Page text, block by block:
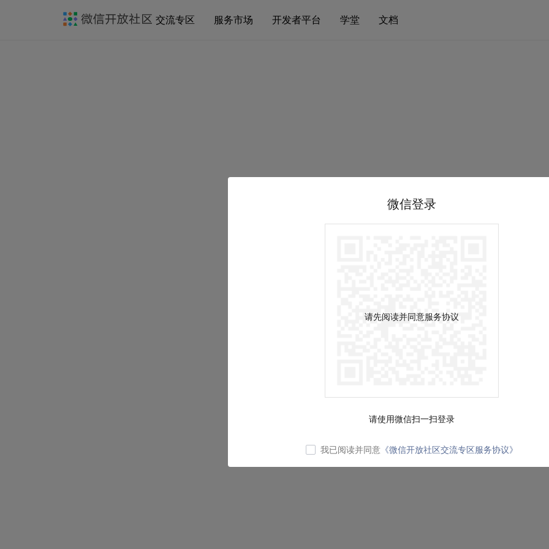
交流专区 服务市场 开发者平台 学堂 文档
微信登录
请先阅读并同意服务协议
请使用微信扫一扫登录
我已阅读并同意 《微信开放社区交流专区服务协议》